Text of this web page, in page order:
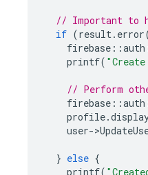
// Important to
if (result. error
firebase ::auth
printf(
// Perform
firebase ::auth
profile.
user->
} else {
printf(